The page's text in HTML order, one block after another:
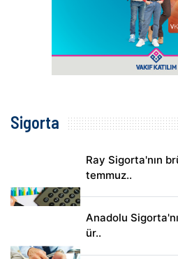
Sigorta
Ray Sigorta'nın
temmuz..
Anadolu
ür..